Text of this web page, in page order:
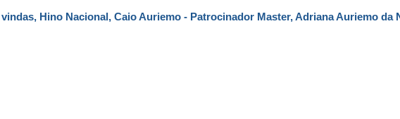
Hino Nacional, Caio Auriemo - Patrocinador Master, Adriana Auriemo da